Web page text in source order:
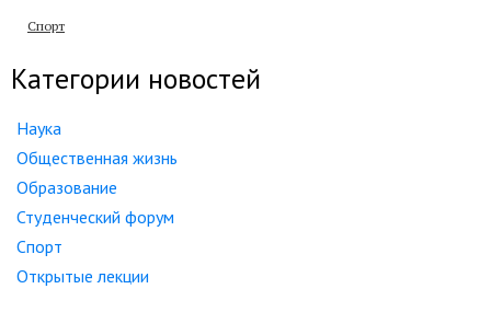
Спорт
Категории новостей
Наука
Общественная жизнь
Образование
Студенческий форум
Спорт
Открытые лекции